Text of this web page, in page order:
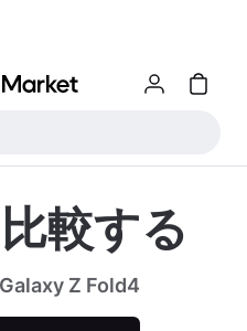
較する
Z Fold4